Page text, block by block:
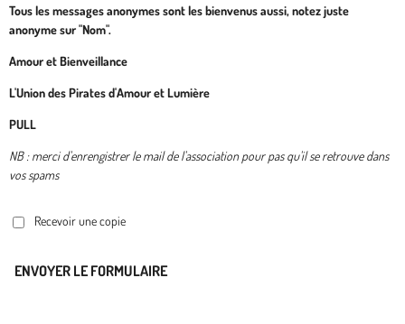
Tous les messages anonymes sont les bienvenus aussi, notez juste
anonyme sur "Nom".
Amour et Bienveillance
L'Union des Pirates d'Amour et Lumière
PULL
NB : merci d'enrengistrer le mail de l'association pour pas qu'il se retrouve dans
vos spams
Recevoir une copie
ENVOYER LE FORMULAIRE